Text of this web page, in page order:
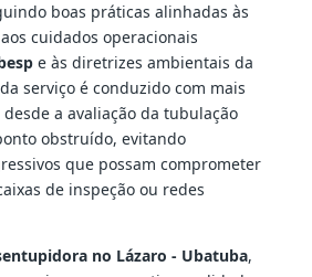
boas práticas alinhadas às
cuidados operacionais
e às diretrizes ambientais da
serviço é conduzido com mais
a avaliação da tubulação
obstruído, evitando
que possam comprometer
de inspeção ou redes
no Lázaro - Ubatuba,